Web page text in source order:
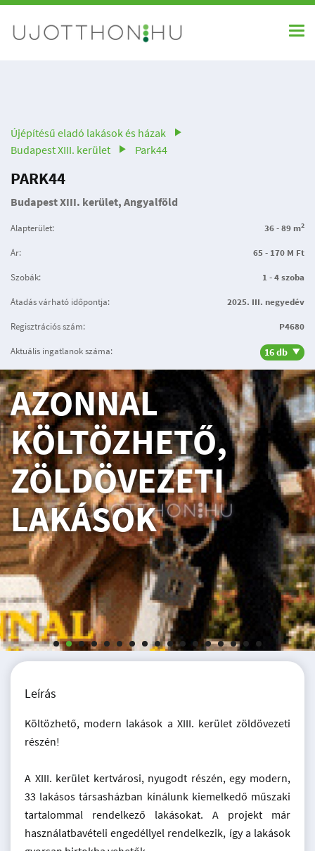
Újépítésű eladó lakások és házak
Budapest XIII. kerület
Park44
PARK44
Budapest XIII. kerület, Angyalföld
Alapterület: 36 - 89 m2
Ár: 65 - 170 M Ft
Szobák: 1 - 4 szoba
Átadás várható időpontja: 2025. III. negyedév
Regisztrációs szám: P4680
Aktuális ingatlanok száma: 16 db
AZONNAL
KÖLTÖZHETŐ,
ZÖLDÖVEZETI
LAKÁSOK
Leírás
Költözhető, modern lakások a XIII. kerület zöldövezeti
részén!
A XIII. kerület kertvárosi, nyugodt részén, egy modern,
33 lakásos társasházban kínálunk kiemelkedő műszaki
tartalommal rendelkező lakásokat. A projekt már
használatbavételi engedéllyel rendelkezik, így a lakások